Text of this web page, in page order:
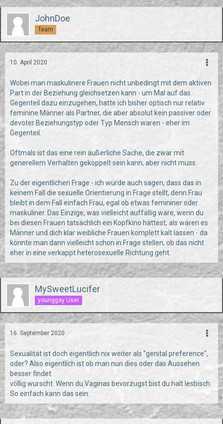
JohnDoe
Team
10. April 2020
Wobei man maskulinere Frauen nicht unbedingt mit dem aktiven
Part in der Beziehung gleichsetzen kann - um Mal auf das
Gegenteil dazu einzugehen, hatte ich bisher optisch nur relativ
feminine Männer als Partner, die aber absolut kein passiver oder
devoter Beziehungstyp oder Typ Mensch waren - eher im
Gegenteil.
Oftmals ist das eine rein äußerliche Sache, die zwar mit
generellem Verhalten gekoppelt sein kann, aber nicht muss.
Zu der eigentlichen Frage - ich würde auch sagen, dass das in
keinem Fall die sexuelle Orientierung in Frage stellt, denn Frau
bleibt in dem Fall einfach Frau, egal ob etwas femininer oder
maskuliner. Das Einzige, was vielleicht auffällig wäre, wenn du
bei diesen Frauen tatsächlich ein Kopfkino hättest, als wären es
Männer und dich klar weibliche Frauen komplett kalt lassen - da
könnte man dann vielleicht schon in Frage stellen, ob das nicht
eher in eine verkappt heterosexuelle Richtung geht.
MySweetLucifer
younggay User
16. September 2020
Sexualität ist doch eigentlich nix weiter als "genital preference",
oder? Also eigentlich ist ob man nun dies oder das Aussehen
besser findet
völlig wurscht. Wenn du Vaginas bevorzugst bist du halt lesbisch.
So einfach kann das sein.